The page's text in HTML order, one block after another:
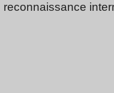
reconnaissance